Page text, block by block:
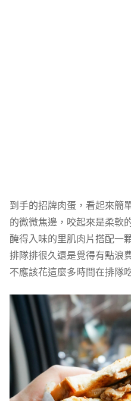
到手的招牌肉蛋，看起來簡
的微微焦邊，咬起來是柔軟
醃得入味的里肌肉片搭配一
排隊排很久還是覺得有點浪
不應該花這麼多時間在排隊